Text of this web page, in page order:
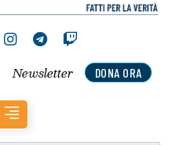
DONA ORA
Newsletter